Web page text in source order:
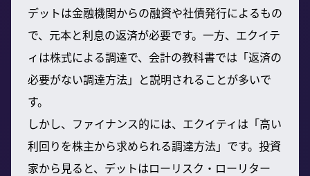
デットは金融機関からの融資や社債発行によるもの
で、元本と利息の返済が必要です。一方、エクイテ
ィは株式による調達で、会計の教科書では「返済の
必要がない調達方法」と説明されることが多いで
す。
しかし、ファイナンス的には、エクイティは「高い
利回りを株主から求められる調達方法」です。投資
家から見ると、デットはローリスク・ローリター